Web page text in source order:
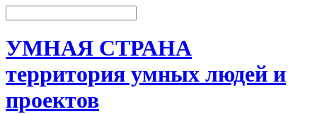
УМНАЯ СТРАНА
территория умных людей и
проектов